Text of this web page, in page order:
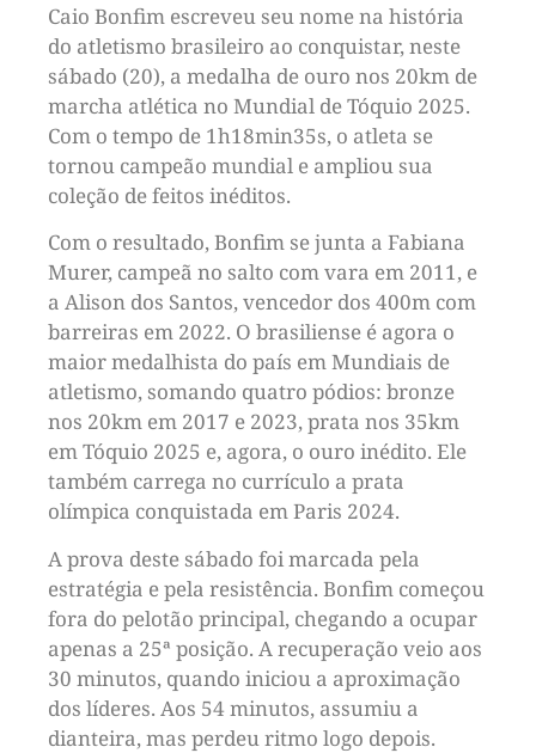
Caio Bonfim escreveu seu nome na história
do atletismo brasileiro ao conquistar, neste
sábado (20), a medalha de ouro nos 20km de
marcha atlética no Mundial de Tóquio 2025.
Com o tempo de 1h18min35s, o atleta se
tornou campeão mundial e ampliou sua
coleção de feitos inéditos.
Com o resultado, Bonfim se junta a Fabiana
Murer, campeã no salto com vara em 2011, e
a Alison dos Santos, vencedor dos 400m com
barreiras em 2022. O brasiliense é agora o
maior medalhista do país em Mundiais de
atletismo, somando quatro pódios: bronze
nos 20km em 2017 e 2023, prata nos 35km
em Tóquio 2025 e, agora, o ouro inédito. Ele
também carrega no currículo a prata
olímpica conquistada em Paris 2024.
A prova deste sábado foi marcada pela
estratégia e pela resistência. Bonfim começou
fora do pelotão principal, chegando a ocupar
apenas a 25ª posição. A recuperação veio aos
30 minutos, quando iniciou a aproximação
dos líderes. Aos 54 minutos, assumiu a
dianteira, mas perdeu ritmo logo depois.